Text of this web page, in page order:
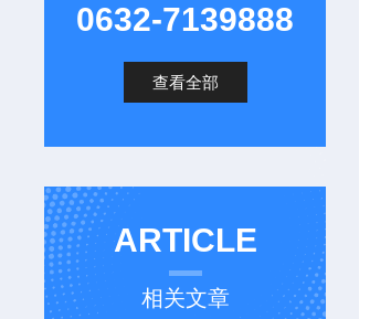
0632-7139888
查看全部
ARTICLE
相关文章